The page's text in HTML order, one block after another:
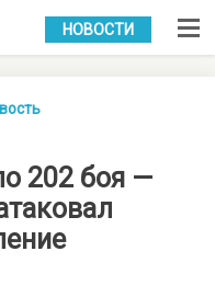
УКР РУС
НОВОСТИ
202 боя —